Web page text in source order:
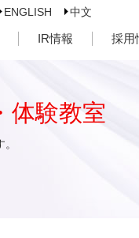
ENGLISH 中文
IR情報 採用
体験教室